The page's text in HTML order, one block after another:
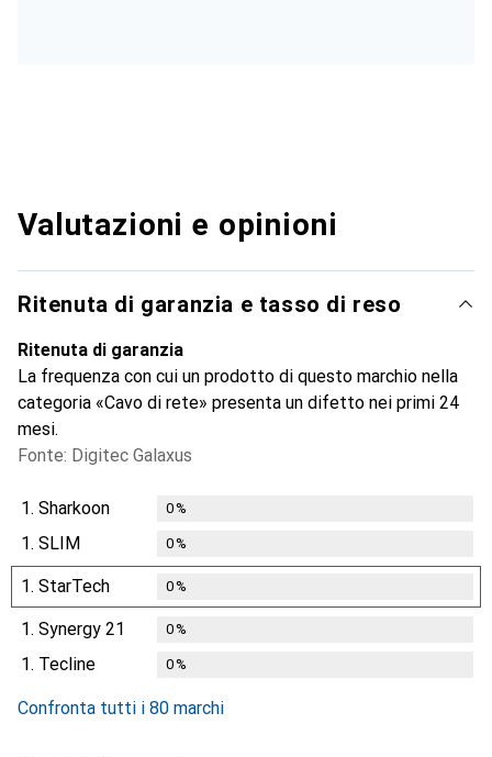
Valutazioni e opinioni
Ritenuta di garanzia e tasso di reso
Ritenuta di garanzia
La frequenza con cui un prodotto di questo marchio nella
categoria «Cavo di rete» presenta un difetto nei primi 24
mesi.
Fonte: Digitec Galaxus
1. Sharkoon 0%
1. SLIM 0%
1. StarTech 0%
1. Synergy 21 0%
1. Tecline 0%
Confronta tutti i 80 marchi